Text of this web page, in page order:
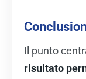
Il punto
risultato